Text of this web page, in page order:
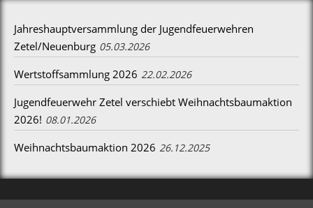
Jahreshauptversammlung der Jugendfeuerwehren
Zetel/Neuenburg 05.03.2026
Wertstoffsammlung 2026 22.02.2026
Jugendfeuerwehr Zetel verschiebt Weihnachtsbaumaktion
2026! 08.01.2026
Weihnachtsbaumaktion 2026 26.12.2025